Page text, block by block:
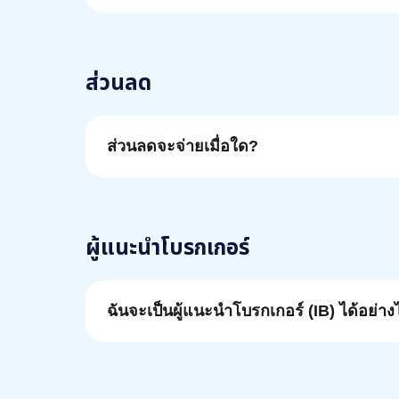
ส่วนลด
ส่วนลดจะจ่ายเมื่อใด?
ผู้แนะนำโบรกเกอร์
ฉันจะเป็นผู้แนะนำโบรกเกอร์ (IB) ได้อย่าง